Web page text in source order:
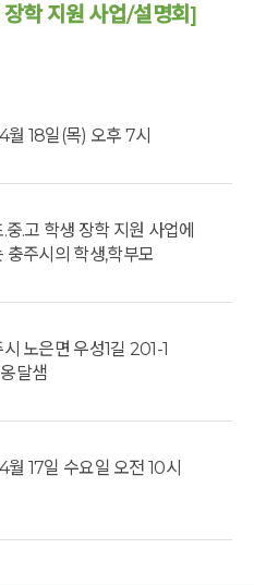
학 지원 사업/설명회]
18일(목) 오후 7시
중.고 학생 장학 지원 사업에
충주시의 학생,학부모
노은면 우성1길 201-1
달샘
17일 수요일 오전 10시